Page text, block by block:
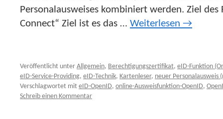
Personalausweises kombiniert werden. Ziel des
Connect“ Ziel ist es das … Weiterlesen →
Veröffentlicht unter Allgemein, Berechtigungszertifikat, eID-Funktion
eID-Service-Providing, eID-Technik, Kartenleser, neuer Personalausweis
Verschlagwortet mit eID-OpenID, online-Ausweisfunktion-OpenID,
Schreib einen Kommentar